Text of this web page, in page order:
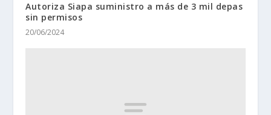
Autoriza Siapa suministro a más de 3 mil depas
sin permisos
20/06/2024